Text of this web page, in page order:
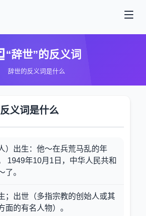
“辞世”的反义词
辞世的反义词是什么
义词是什么
人）出生：他～在兵荒马乱的年
1949年10月1日，中华人民共和
了。
；出世（多指宗教的创始人或其
面的有名人物）。